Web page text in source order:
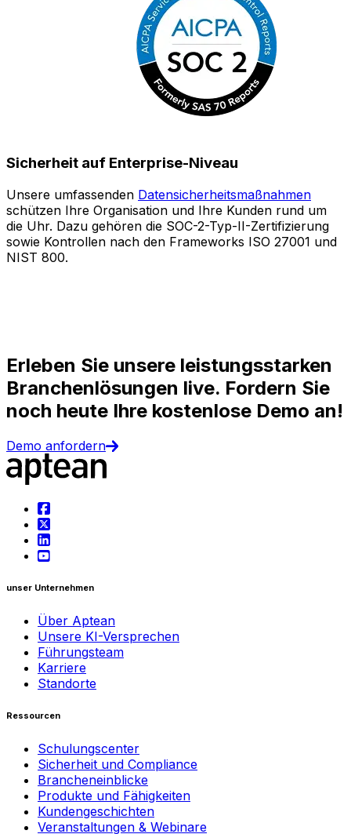
Sicherheit auf Enterprise-Niveau
Unsere umfassenden Datensicherheitsmaßnahmen
schützen Ihre Organisation und Ihre Kunden rund um
die Uhr. Dazu gehören die SOC-2-Typ-II-Zertifizierung
sowie Kontrollen nach den Frameworks ISO 27001 und
NIST 800.
Erleben Sie unsere leistungsstarken
Branchenlösungen live. Fordern Sie
noch heute Ihre kostenlose Demo an!
Demo anfordern
unser Unternehmen
Über Aptean
Unsere KI-Versprechen
Führungsteam
Karriere
Standorte
Ressourcen
Schulungscenter
Sicherheit und Compliance
Brancheneinblicke
Produkte und Fähigkeiten
Kundengeschichten
Veranstaltungen & Webinare